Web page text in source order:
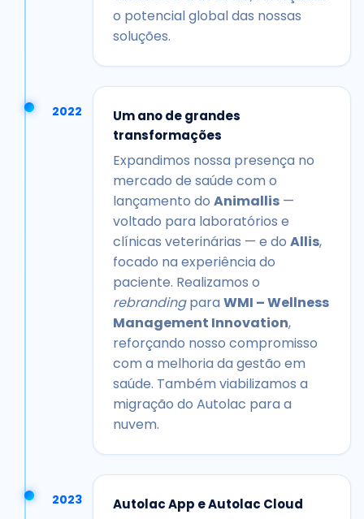
o potencial global das nossas
soluções.
2022
Um ano de grandes
transformações
Expandimos nossa presença no
mercado de saúde com o
lançamento do Animallis —
voltado para laboratórios e
clínicas veterinárias — e do Allis,
focado na experiência do
paciente. Realizamos o
rebrandingpara WMI – Wellness
Management Innovation,
reforçando nosso compromisso
com a melhoria da gestão em
saúde. Também viabilizamos a
migração do Autolac para a
nuvem.
2023 Autolac App e Autolac Cloud